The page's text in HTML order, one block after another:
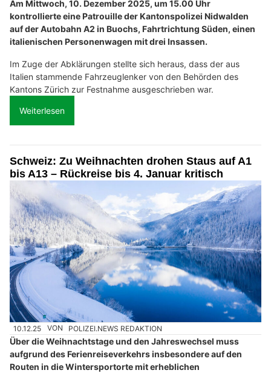
Am Mittwoch, 10. Dezember 2025, um 15.00 Uhr
kontrollierte eine Patrouille der Kantonspolizei Nidwalden
auf der Autobahn A2 in Buochs, Fahrtrichtung Süden, einen
italienischen Personenwagen mit drei Insassen.
Im Zuge der Abklärungen stellte sich heraus, dass der aus
Italien stammende Fahrzeuglenker von den Behörden des
Kantons Zürich zur Festnahme ausgeschrieben war.
Weiterlesen
Schweiz: Zu Weihnachten drohen Staus auf A1
bis A13 – Rückreise bis 4. Januar kritisch
10.12.25 VON POLIZEI.NEWS REDAKTION
Über die Weihnachtstage und den Jahreswechsel muss
aufgrund des Ferienreiseverkehrs insbesondere auf den
Routen in die Wintersportorte mit erheblichen